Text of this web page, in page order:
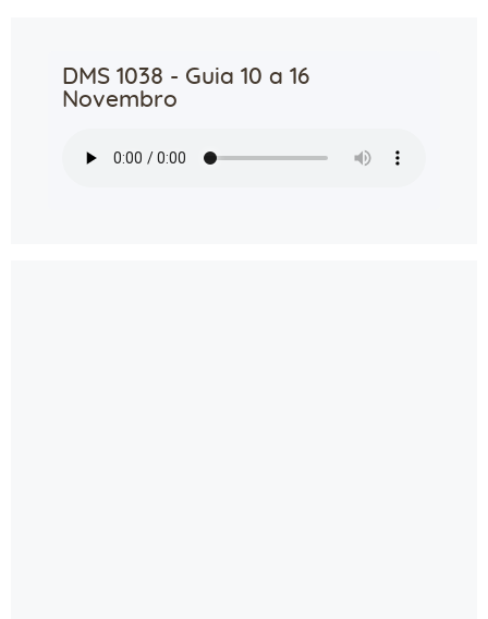
DMS 1038 - Guia 10 a 16
Novembro